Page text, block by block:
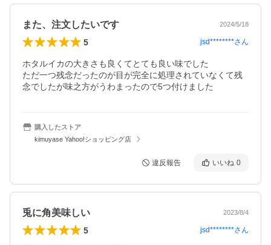
また、注文したいです 2024/5/18
5 jsd********さん
ホタルイカの大きさも良くてとても良い味でした
ただ一つ残念だったのが目が完全に処理されていなくて残
念でしたが味之方がうわまったので5つ付けました
購入したストア
kimuyase Yahoo!ショッピング店
違反報告 いいね 0
兎に角美味しい 2023/8/4
5 jsd********さん